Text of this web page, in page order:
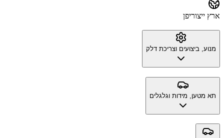
ארץ ייצוריפן
מנוע, ביצועים וצריכת דלק
תא מטען, מידות וגלגלים